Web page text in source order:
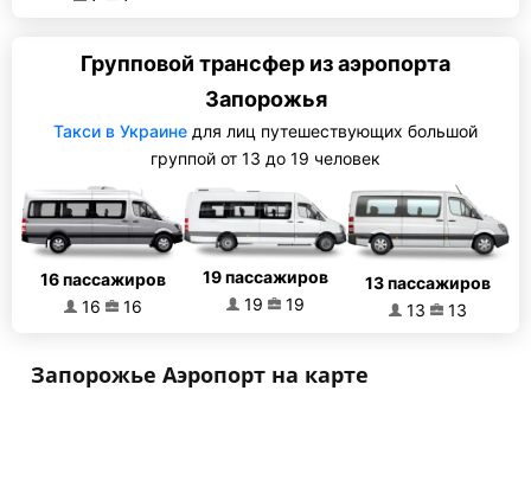
Групповой трансфер из аэропорта
Запорожья
Такси в Украине для лиц путешествующих большой
группой от 13 до 19 человек
16 пассажиров
16
16
19 пассажиров
19
19
13 пассажиров
13
13
Запорожье Аэропорт на карте